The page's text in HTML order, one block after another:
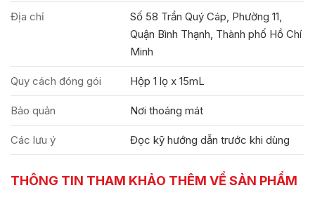
Địa chỉ
Số 58 Trần Quý Cáp, Phường 11,
Quận Bình Thạnh, Thành phố Hồ Chí
Minh
Quy cách đóng gói Hộp 1 lọ x 15mL
Bảo quản Nơi thoáng mát
Các lưu ý Đọc kỹ hướng dẫn trước khi dùng
THÔNG TIN THAM KHẢO THÊM VỀ SẢN PHẨM